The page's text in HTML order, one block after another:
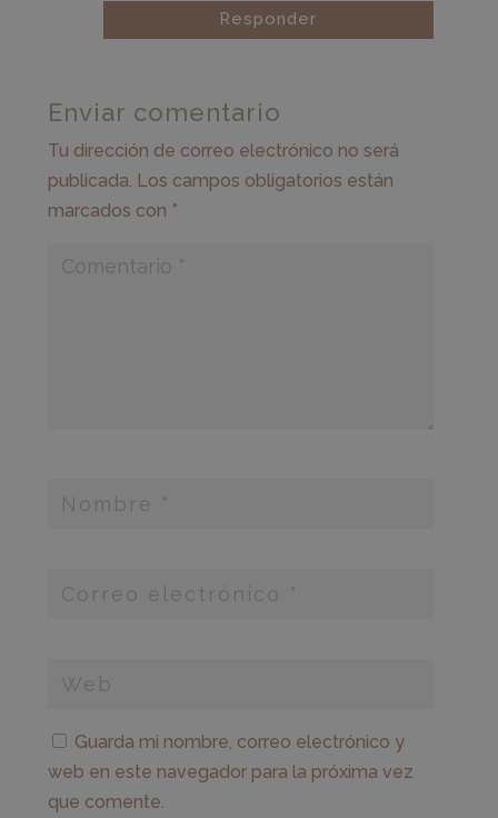
Responder
Enviar comentario
Tu dirección de correo electrónico no será
publicada. Los campos obligatorios están
marcados con *
Guarda mi nombre, correo electrónico y
web en este navegador para la próxima vez
que comente.